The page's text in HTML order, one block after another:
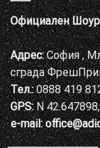
Официален
Адрес:София ,
сграда
Тел.:0888 419
GPS:N
e-mail: